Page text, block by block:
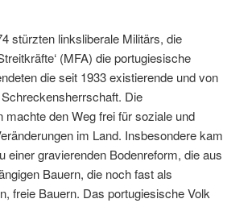
stürzten linksliberale Militärs, die
(MFA) die portugiesische
die seit 1933 existierende und von
Die
machte den Weg frei für soziale und
im Land. Insbesondere kam
einer gravierenden Bodenreform, die aus
Bauern, die noch fast als
freie Bauern. Das portugiesische Volk